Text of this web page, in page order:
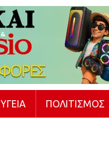
ΥΓΕΊΑ ΠΟΛΙΤΙΣΜΌΣ